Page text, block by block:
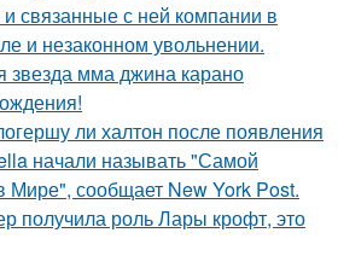
связанные с ней компании в
и незаконном увольнении.
звезда мма джина карано
ли халтон после появления
начали называть "Самой
Мире", сообщает New York Post.
получила роль Лары крофт, это